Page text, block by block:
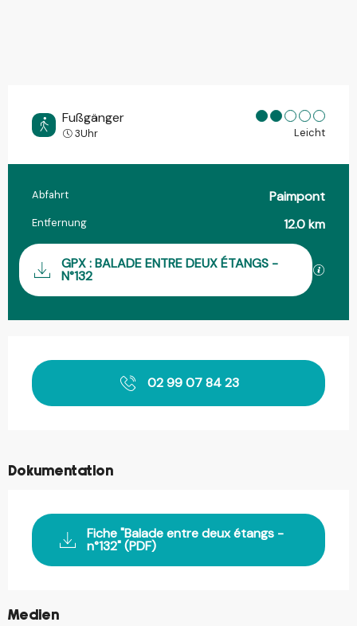
Fußgänger
3Uhr Leicht
Praktische Informationen
Abfahrt Paimpont
Entfernung 12.0 km
GPX : BALADE ENTRE DEUX ÉTANGS -
N°132 Mit
02 99 07 84 23
Dokumentation
Fiche "Balade entre deux étangs -
n°132" (PDF)
Medien
©